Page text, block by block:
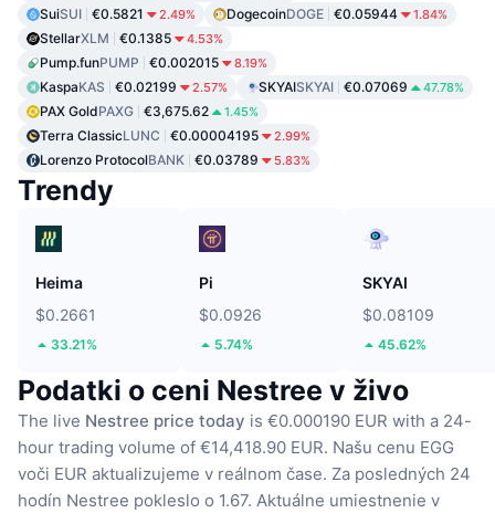
SuiSUI €0.5821 2.49% DogecoinDOGE €0.05944 1.84%
StellarXLM €0.1385 4.53%
Pump.funPUMP €0.002015 8.19%
KaspaKAS €0.02199 2.57% SKYAISKYAI €0.07069 47.78%
PAX GoldPAXG €3,675.62 1.45%
Terra ClassicLUNC €0.00004195 2.99%
Lorenzo ProtocolBANK €0.03789 5.83%
Trendy
Heima
$0.2661
33.21%
Pi
$0.0926
5.74%
SKYAI
$0.08109
45.62%
Podatki o ceni Nestree v živo
The live Nestree price today is €0.000190 EUR with a 24-
hour trading volume of €14,418.90 EUR. Našu cenu EGG
voči EUR aktualizujeme v reálnom čase. Za posledných 24
hodín Nestree pokleslo o 1.67. Aktuálne umiestnenie v